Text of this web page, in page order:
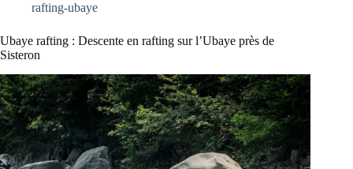
rafting-ubaye
Ubaye rafting : Descente en rafting sur l’Ubaye près de
Sisteron